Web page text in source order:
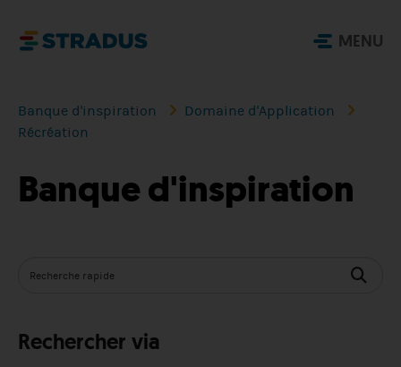
MENU
Banque d'inspiration
Domaine d'Application
Récréation
Banque d'inspiration
Rechercher via